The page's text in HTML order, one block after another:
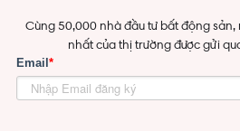
Cùng 50,000 nhà đầu tư bất động
nhất của thị trường được gửi